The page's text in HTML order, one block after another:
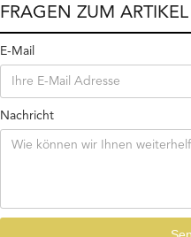
FRAGEN ZUM ARTIKEL
E-Mail
Nachricht